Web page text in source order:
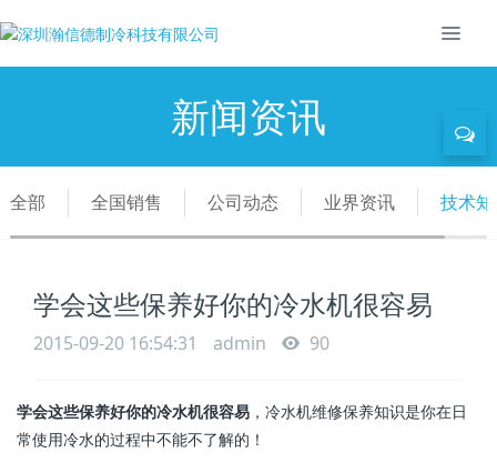
新闻资讯
全部 全国销售 公司动态 业界资讯 技术
学会这些保养好你的冷水机很容易
2015-09-20 16:54:31 admin 90
学会这些保养好你的冷水机很容易 ，冷水机维修保养知识是你在日
常使用冷水的过程中不能不了解的！